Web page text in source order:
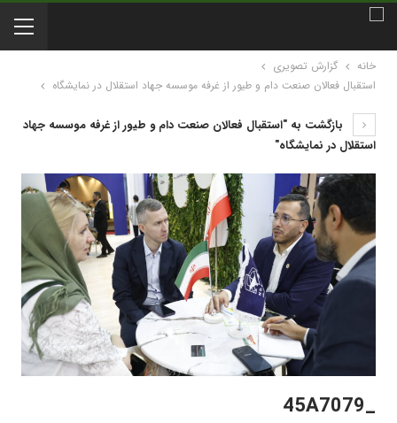
خانه
گزارش تصویری
استقبال فعالان صنعت دام و طیور از غرفه موسسه جهاد استقلال در نمایشگاه
بازگشت به "استقبال فعالان صنعت دام و طیور از غرفه موسسه جهاد
استقلال در نمایشگاه"
_45A7079